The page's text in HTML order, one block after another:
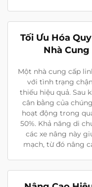
Tối Ưu Hóa
Nhà Cung
Một nhà cung cấp
với tình trạng
thiếu hiệu quả. Sau
cân bằng của
hoạt động trong
50%. Khả năng di
các xe nâng này
mạch, từ đó nâng